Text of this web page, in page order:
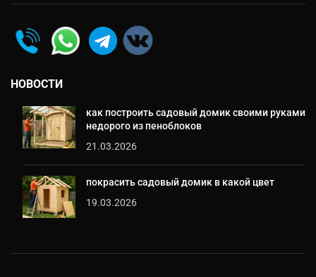
НОВОСТИ
как построить садовый домик своими руками
недорого из пеноблоков
21.03.2026
покрасить садовый домик в какой цвет
19.03.2026